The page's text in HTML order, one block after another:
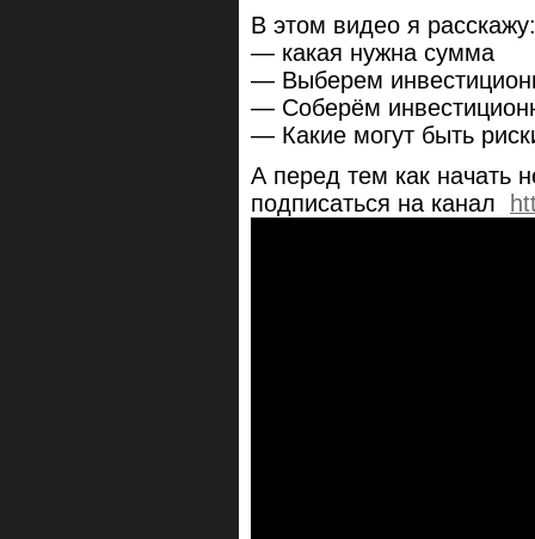
В этом видео я расскажу:
— какая нужна сумма
— Выберем
— Соберём
— Какие могут быть
А перед тем как начать
подписаться на канал